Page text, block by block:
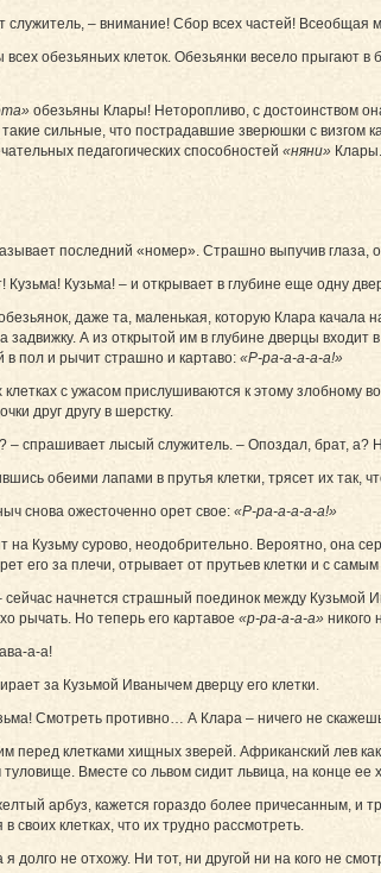
служитель, – внимание! Сбор всех частей!
обезьяньих клеток. Обезьянки весело прыгают в
обезьяны Клары! Неторопливо, с достоинством
сильные, что пострадавшие зверюшки с визгом
педагогических способностей «няни» Клары.
последний «номер». Страшно выпучив глаза,
Кузьма! – и открывает в глубине еще одну
даже та, маленькая, которую Клара качала
задвижку. А из открытой им в глубине дверцы
в пол и рычит страшно и картаво: «Р-ра-а-а-а-а!»
клетках с ужасом прислушиваются к этому злобному
друг другу в шерстку.
– спрашивает лысый служитель. – Опоздал, брат, а?
обеими лапами в прутья клетки, трясет их так,
снова ожесточенно орет свое: «Р-ра-а-а-а-а!»
Кузьму сурово, неодобрительно. Вероятно, она
его за плечи, отрывает от прутьев клетки и с
сейчас начнется страшный поединок между
рычать. Но теперь его картавое «р-ра-а-а-а» никого
а-а!
за Кузьмой Иванычем дверцу его клетки.
Смотреть противно… А Клара – ничего не
перед клетками хищных зверей. Африканский лев
Вместе со львом сидит львица, на конце ее
арбуз, кажется гораздо более причесанным, и
своих клетках, что их трудно рассмотреть.
я долго не отхожу. Ни тот, ни другой ни на кого не